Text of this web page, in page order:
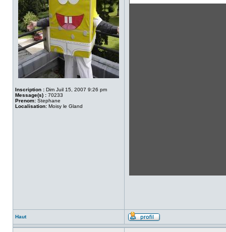
Inscription : Dim Juil 15, 2007 9:26 pm
Message(s) : 70233
Prenom: Stephane
Localisation: Moisy le Gland
Haut